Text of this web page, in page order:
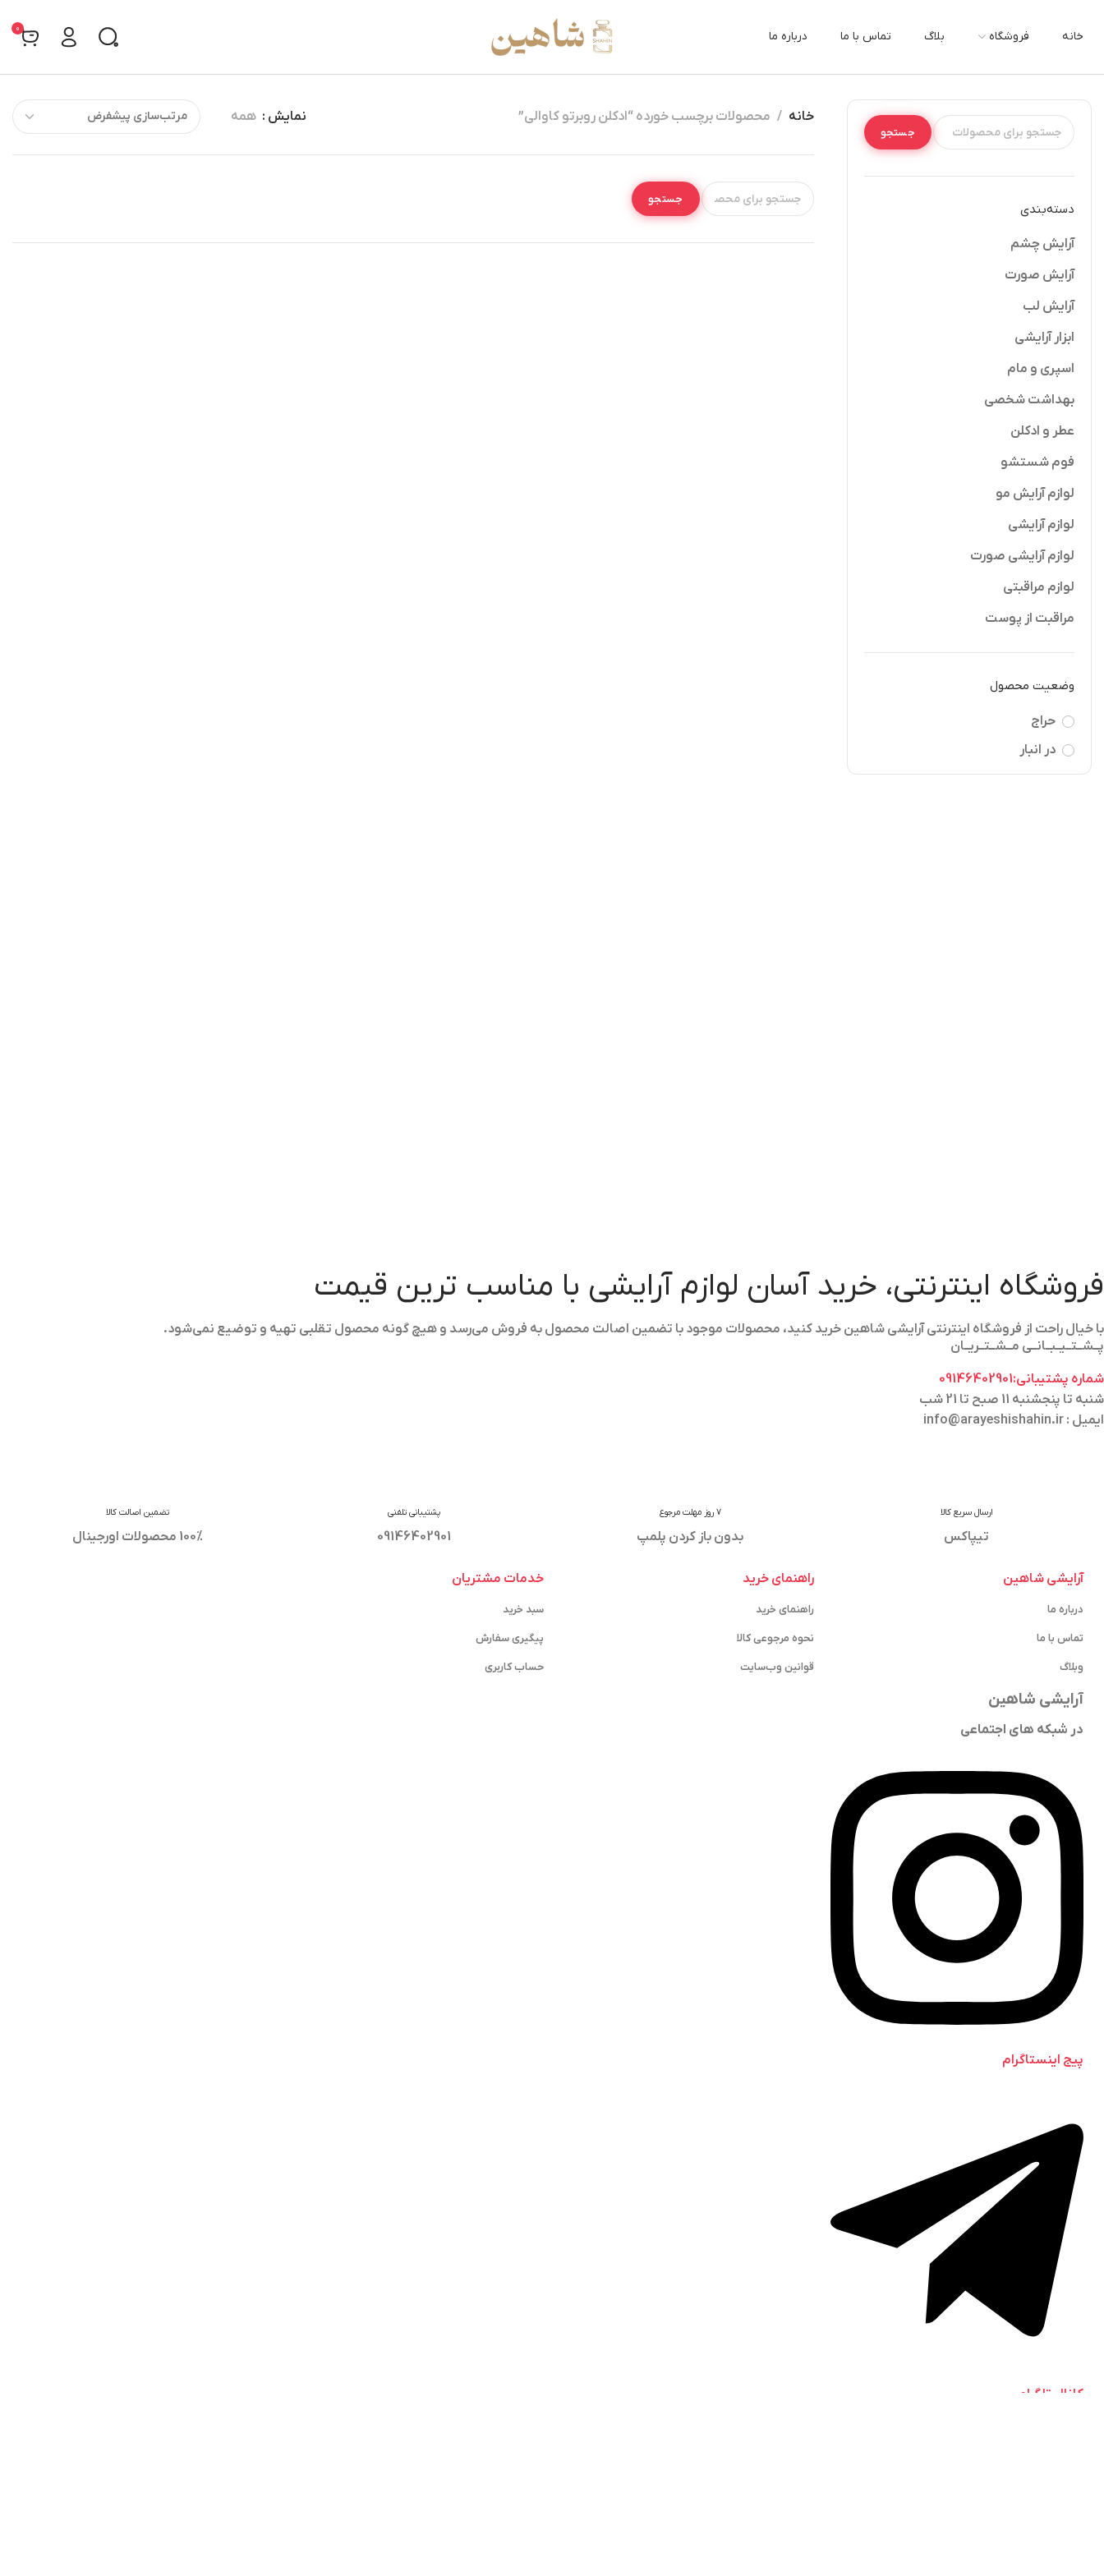
خانه فروشگاه بلاگ تماس با ما درباره ما
0
جستجو
دسته‌بندی
آرایش چشم
آرایش صورت
آرایش لب
ابزار آرایشی
اسپری و مام
بهداشت شخصی
عطر و ادکلن
فوم شستشو
لوازم آرایش مو
لوازم آرایشی
لوازم آرایشی صورت
لوازم مراقبتی
مراقبت از پوست
وضعیت محصول
حراج
در انبار
خانه محصولات برچسب خورده “ادکلن روبرتو کاوالی” نمایش همه
جستجو
فروشگاه اینترنتی، خرید آسان لوازم آرایشی با مناسب ترین قیمت
با خیال راحت از فروشگاه اینترنتی آرایشی شاهین خرید کنید، محصولات موجود با تضمین اصالت محصول به فروش می‌رسد و هیچ گونه محصول تقلبی تهیه و توضیع نمی‌شود.
پــشــتــیــبــانــی مــشــتــریــان
شماره پشتیبانی:09146402901
شنبه تا پنجشنبه 11 صبح تا 21 شب
ایمیل : info@arayeshishahin.ir
ارسال سریع کالا
تیپاکس
7 روز مهلت مرجوع
بدون باز کردن پلمپ
پشتیبانی تلفنی
09146402901
تضمین اصالت کالا
100% محصولات اورجینال
آرایشی شاهین
درباره ما
تماس با ما
وبلاگ
آرایشی شاهین
در شبکه های اجتماعی
پیج اینستاگرام
کانال تلگرام
راهنمای خرید
راهنمای خرید
نحوه مرجوعی کالا
قوانین وب‌سایت
خدمات مشتریان
سبد خرید
پیگیری سفارش
حساب کاربری